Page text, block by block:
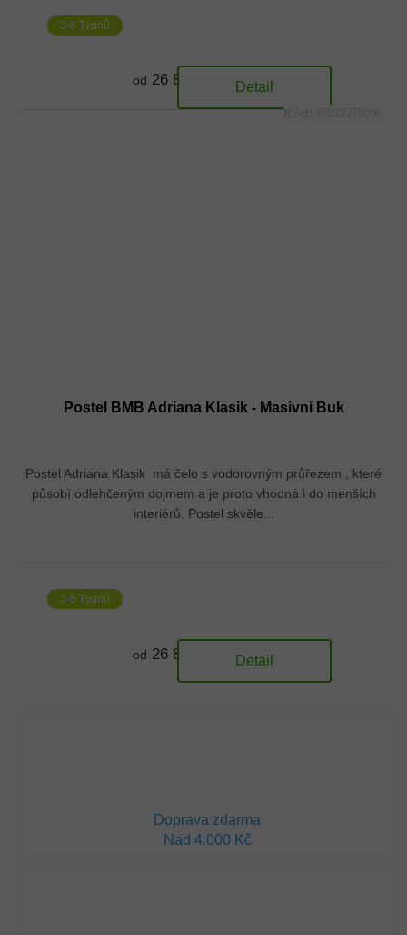
3-6 Týdnů
od 26 833 Kč Detail
Postel BMB Adriana Klasik - Masivní Buk
Postel Adriana Klasik má čelo s vodorovným průřezem , které
působí odlehčeným dojmem a je proto vhodná i do menších
interiérů. Postel skvěle...
3-6 Týdnů
od 26 833 Kč Detail
Doprava zdarma
Nad 4.000 Kč